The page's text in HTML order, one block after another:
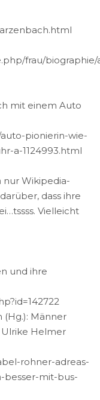
frau/
mit einem Auto
pionierin-wie-
a-1124993.html
nur Wikipedia-
dass ihre
Vielleicht
und ihre
(Hg.): Männer
Ulrike Helmer
rohner-adreas-
besser-mit-bus-